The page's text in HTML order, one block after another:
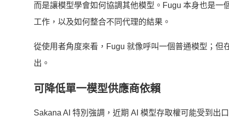
而是讓模型學會如何協調其他模型。Fugu 本身也是
工作，以及如何整合不同代理的結果。
從使用者角度來看，Fugu 就像呼叫一個普通模型；
出。
可降低單一模型供應商依賴
Sakana AI 特別強調，近期 AI 模型存取權可能受到出